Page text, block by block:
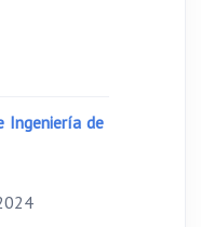
Ingeniería de